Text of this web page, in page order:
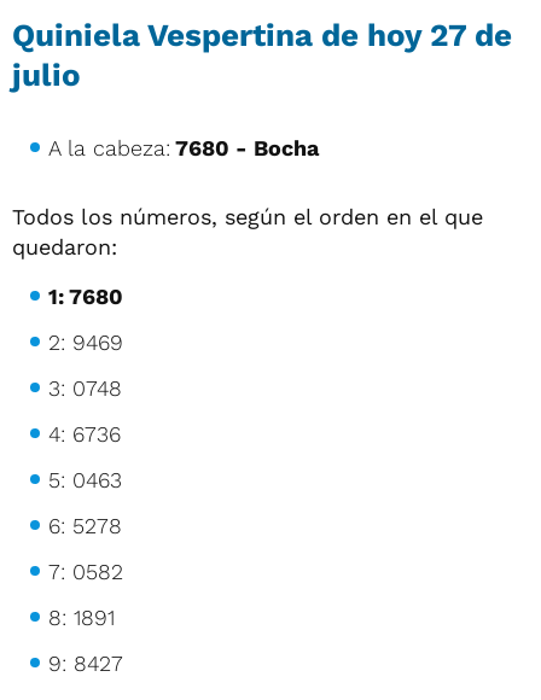
Quiniela Vespertina de hoy27 de
julio
A la cabeza: 7680 - Bocha
Todos los números, según el orden en el que
quedaron:
1: 7680
2: 9469
3: 0748
4: 6736
5: 0463
6: 5278
7: 0582
8: 1891
9: 8427